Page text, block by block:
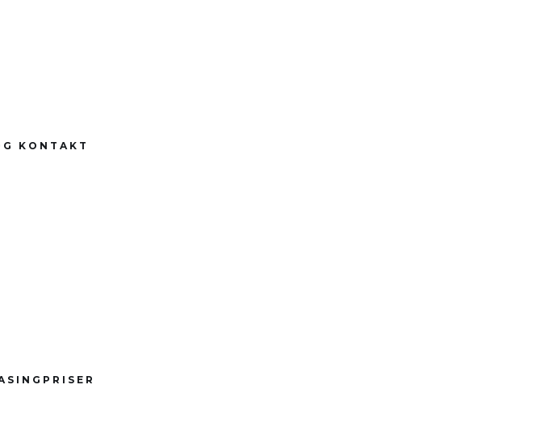
KONTAKT